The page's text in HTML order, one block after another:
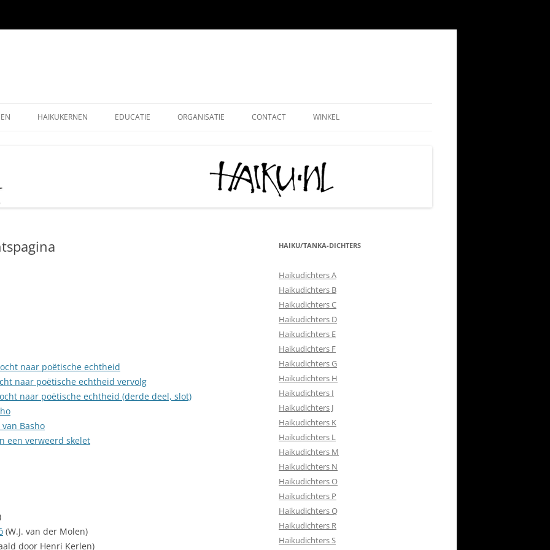
OUDE EDITIES
– KUKAI
HAIKUKERNEN EDUCATIE ORGANISATIE
HAIKU STICHTING NEDERLAND
MONOKU HAIKUWEDSTRIJD: PAUL
MERCKEN AANMOEDIGINGSPRIJS
CONTACT
LEDENADMINISTRATIE
LIDMAATSCHAP
DONATIE
PERS CONTACT
ENGLISH
WINKEL
MIJN ACCOUNT
CONTRIBUTIE HKN
KLACHTENPROCEDURE
naar poëtische echtheid
naar poëtische echtheid vervolg
naar poëtische echtheid (derde deel, slot)
Basho
een verweerd skelet
(W.J. van der Molen)
door Henri Kerlen)
HAIKU/TANKA-DICHTERS
Haikudichters A
Haikudichters B
Haikudichters C
Haikudichters D
Haikudichters E
Haikudichters F
Haikudichters G
Haikudichters H
Haikudichters I
Haikudichters J
Haikudichters K
Haikudichters L
Haikudichters M
Haikudichters N
Haikudichters O
Haikudichters P
Haikudichters Q
Haikudichters R
Haikudichters S